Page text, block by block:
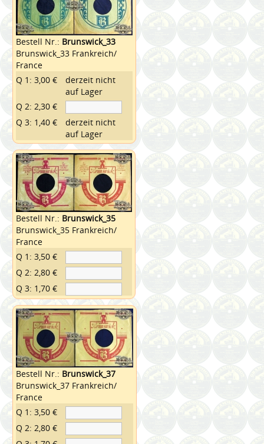
Bestell Nr.: Brunswick_33
Brunswick_33 Frankreich/
France
Q 1: 3,00 €
derzeit nicht
auf Lager
Q 2: 2,30 €
Q 3: 1,40 €
derzeit nicht
auf Lager
Bestell Nr.: Brunswick_35
Brunswick_35 Frankreich/
France
Q 1: 3,50 €
Q 2: 2,80 €
Q 3: 1,70 €
Bestell Nr.: Brunswick_37
Brunswick_37 Frankreich/
France
Q 1: 3,50 €
Q 2: 2,80 €